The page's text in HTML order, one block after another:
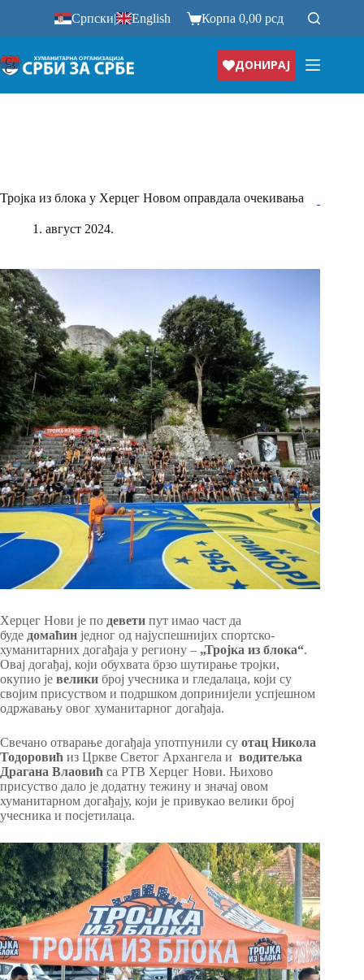
Српски| English Корпа0,00рсд
ДОНИРАЈ
Тројка из блока у Херцег Новом оправдала очекивања
1. август 2024.
Херцег Нови је по девети пут имао част да
буде домаћин једног од најуспешнијих спортско-
хуманитарних догађаја у региону – „Тројка из блока“.
Овај догађај, који обухвата брзо шутирање тројки,
окупио је велики број учесника и гледалаца, који су
својим присуством и подршком допринијели успјешном
одржавању овог хуманитарног догађаја.
Свечано отварање догађаја употпунили су отац Никола
Тодоровић из Цркве Светог Архангела и водитељка
Драгана Влаовић са РТВ Херцег Нови. Њихово
присуство дало је додатну тежину и значај овом
хуманитарном догађају, који је привукао велики број
учесника и посјетилаца.